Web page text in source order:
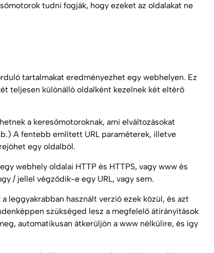
tudni fogják, hogy ezeket az oldalakat ne
tartalmakat eredményezhet egy webhelyen. Ez
teljesen különálló oldalként kezelnek két eltérő
a keresőmotoroknak, ami elváltozásokat
A fentebb említett URL paraméterek, illetve
egy oldalból.
webhely oldalai HTTP és HTTPS, vagy www és
/ jellel végződik-e egy URL, vagy sem.
leggyakrabban használt verzió ezek közül, és azt
szükséged lesz a megfelelő átirányítások
automatikusan átkerüljön a www nélkülire, és így